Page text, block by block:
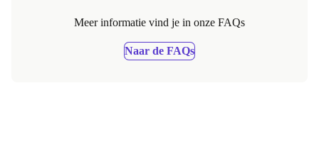
Meer informatie vind je in onze FAQs
Naar de FAQs